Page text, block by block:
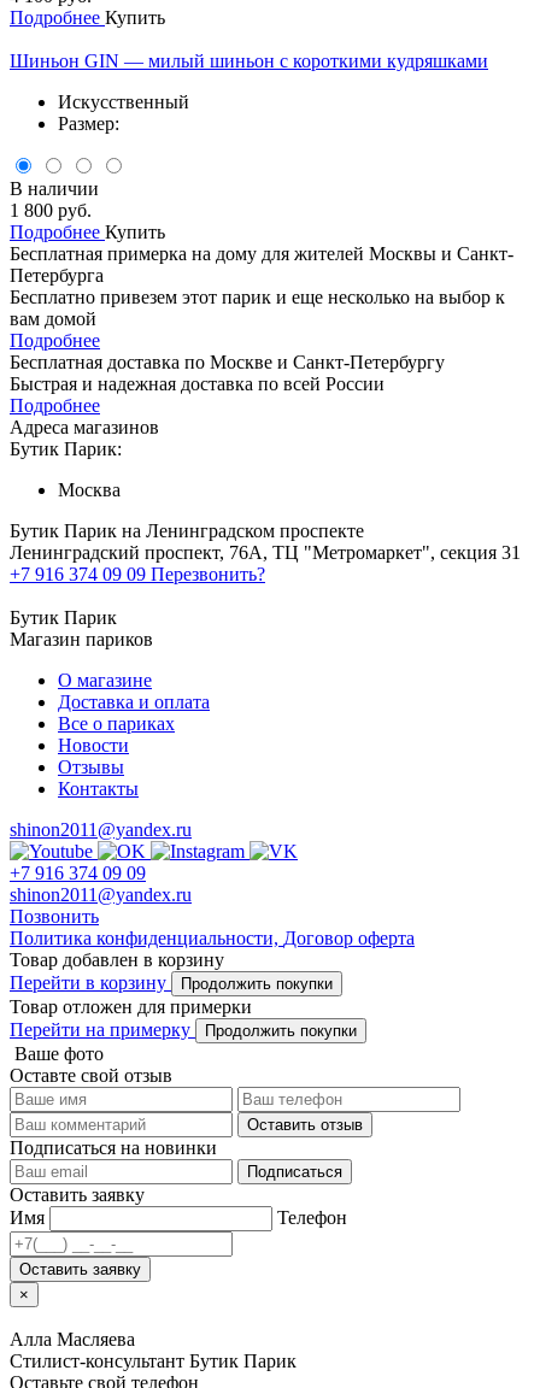
Подробнее Купить
Шиньон GIN — милый шиньон с короткими кудряшками
Искусственный
Размер:
В наличии
1 800 руб.
Подробнее Купить
Бесплатная примерка на дому для жителей Москвы и Санкт-
Петербурга
Бесплатно привезем этот парик и еще несколько на выбор к
вам домой
Подробнее
Бесплатная доставка по Москве и Санкт-Петербургу
Быстрая и надежная доставка по всей России
Подробнее
Адреса магазинов
Бутик Парик:
Москва
Бутик Парик на Ленинградском проспекте
Ленинградский проспект, 76А, ТЦ "Метромаркет", секция 31
+7 916 374 09 09 Перезвонить?
Бутик Парик
Магазин париков
О магазине
Доставка и оплата
Все о париках
Новости
Отзывы
Контакты
shinon2011@yandex.ru
+7 916 374 09 09
shinon2011@yandex.ru
Позвонить
Политика конфиденциальности, Договор оферта
Товар добавлен в корзину
Перейти в корзину
Продолжить покупки
Товар отложен для примерки
Перейти на примерку
Продолжить покупки
Ваше фото
Оставте свой отзыв
Оставить отзыв
Подписаться на новинки
Подписаться
Оставить заявку
Имя
Телефон
Оставить заявку
×
Алла Масляева
Стилист-консультант Бутик Парик
Оставьте свой телефон